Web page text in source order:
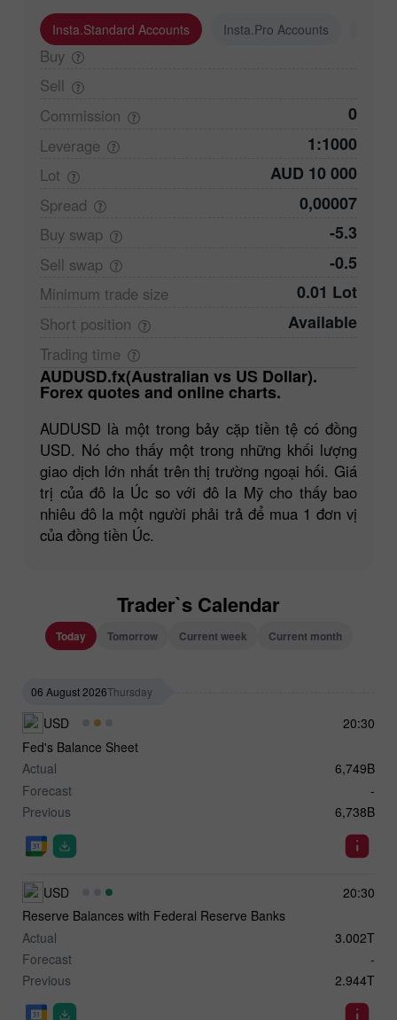
Insta.Standard Accounts Insta.Pro Accounts
Buy
Sell
Commission
0
Leverage 1:1000
Lot AUD 10 000
Spread 0,00007
Buy swap -5.3
Sell swap -0.5
Minimum trade size 0.01 Lot
Short position Available
Trading time
AUDUSD.fx(Australian vs US Dollar).
Forex quotes and online charts.
AUDUSD là một trong bảy cặp tiền tệ có đồng
USD. Nó cho thấy một trong những khối lượng
giao dịch lớn nhất trên thị trường ngoại hối. Giá
trị của đô la Úc so với đô la Mỹ cho thấy bao
nhiêu đô la một người phải trả để mua 1 đơn vị
của đồng tiền Úc.
Trader`s Calendar
Today Tomorrow Current week Current month
06 August 2026Thursday
20:30
USD
Fed's Balance Sheet
Actual
6,749B
Forecast
-
Previous
6,738B
20:30
USD
Reserve Balances with Federal Reserve Banks
Actual
3.002T
Forecast
-
Previous
2.944T